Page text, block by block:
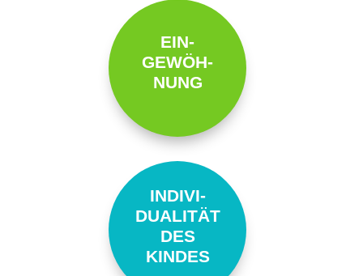
EIN-
GEWÖH-
NUNG
INDIVI-
DUALITÄT
DES
KINDES